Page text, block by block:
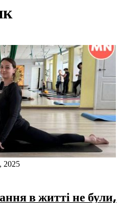
2025
в житті не були,